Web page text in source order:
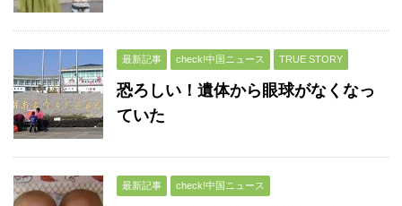
最新記事 check!中国ニュース TRUE STORY
恐ろしい！遺体から眼球がなくなっ
ていた
最新記事 check!中国ニュース